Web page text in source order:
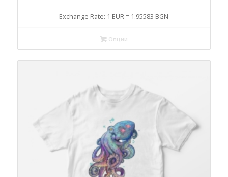
Exchange Rate: 1 EUR = 1.95583 BGN
Опции